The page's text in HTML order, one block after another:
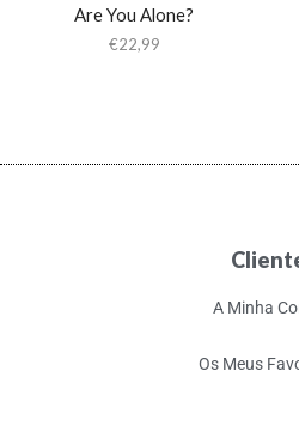
Are You Alone?
€22,99
A Minha
Os Meus